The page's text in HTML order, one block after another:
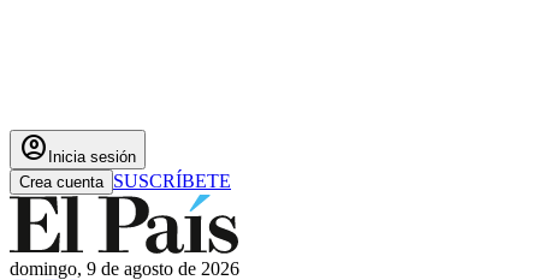
account_circle Inicia sesión
Crea cuenta SUSCRÍBETE
domingo, 9 de agosto de 2026